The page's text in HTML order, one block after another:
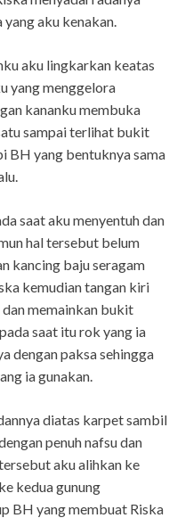
aku kenakan.
aku lingkarkan keatas
yang menggelora
kananku membuka
sampai terlihat bukit
BH yang bentuknya sama
saat aku menyentuh dan
hal tersebut belum
kancing baju seragam
kemudian tangan kiri
memainkan bukit
saat itu rok yang ia
dengan paksa sehingga
ia gunakan.
diatas karpet sambil
penuh nafsu dan
aku alihkan ke
kedua gunung
BH yang membuat Riska